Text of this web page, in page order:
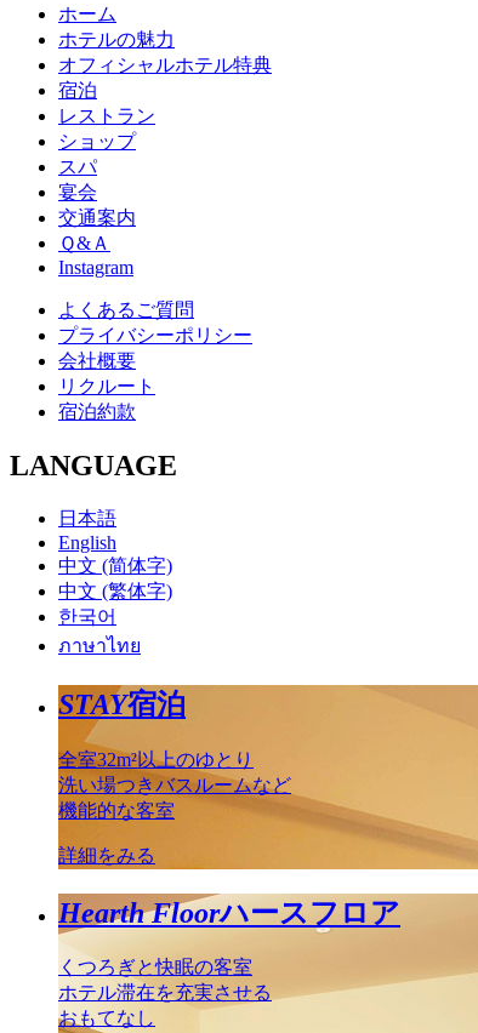
ホーム
ホテルの魅力
オフィシャルホテル特典
宿泊
レストラン
ショップ
スパ
宴会
交通案内
Ｑ&Ａ
Instagram
よくあるご質問
プライバシーポリシー
会社概要
リクルート
宿泊約款
LANGUAGE
日本語
English
中文 (简体字)
中文 (繁体字)
한국어
ภาษาไทย
STAY宿泊
全室32m²以上のゆとり
洗い場つきバスルームなど
機能的な客室
詳細をみる
Hearth Floorハースフロア
くつろぎと快眠の客室
ホテル滞在を充実させる
おもてなし